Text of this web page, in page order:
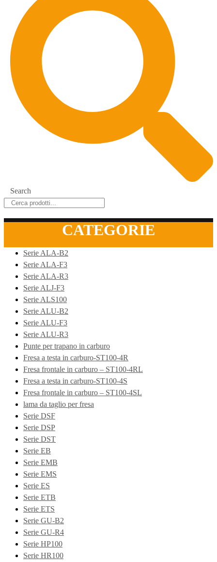
Search
CATEGORIE
Serie ALA-B2
Serie ALA-F3
Serie ALA-R3
Serie ALJ-F3
Serie ALS100
Serie ALU-B2
Serie ALU-F3
Serie ALU-R3
Punte per trapano in carburo
Fresa a testa in carburo-ST100-4R
Fresa frontale in carburo – ST100-4RL
Fresa a testa in carburo-ST100-4S
Fresa frontale in carburo – ST100-4SL
lama da taglio per fresa
Serie DSF
Serie DSP
Serie DST
Serie EB
Serie EMB
Serie EMS
Serie ES
Serie ETB
Serie ETS
Serie GU-B2
Serie GU-R4
Serie HP100
Serie HR100